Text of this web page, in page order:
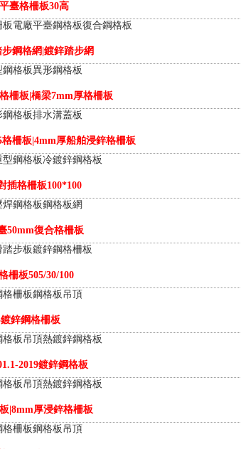
臺格柵板30高
電廠平臺鋼格板復合鋼格板
鋼格網|鍍鋅踏步網
鋼格板異形鋼格板
柵板|橋梁7mm厚格柵板
鋼格板排水溝蓋板
柵板|4mm厚船舶浸鋅格柵板
型鋼格板冷鍍鋅鋼格板
插格柵板100*100
焊鋼格板鋼格板網
50mm復合格柵板
踏步板鍍鋅鋼格柵板
柵板505/30/100
柵板鋼格板吊頂
鋅鋼格柵板
格板吊頂熱鍍鋅鋼格板
2019鍍鋅鋼格板
格板吊頂熱鍍鋅鋼格板
|8mm厚浸鋅格柵板
柵板鋼格板吊頂